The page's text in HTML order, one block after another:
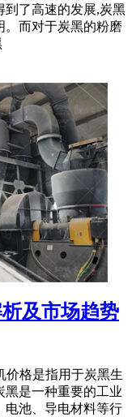
到了高速的发展,炭黑
。而对于炭黑的粉磨
及市场趋势
价格是指用于炭黑生
黑是一种重要的工业
电池、导电材料等行